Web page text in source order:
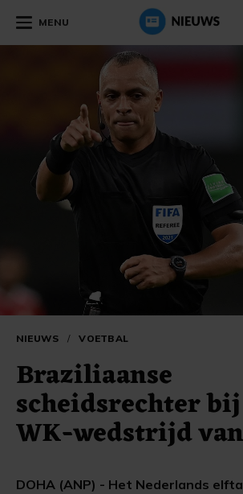
MENU
NIEUWS / VOETBAL
Braziliaanse
scheidsrechter
WK-wedstrijd
DOHA (ANP) - Het Nederlands